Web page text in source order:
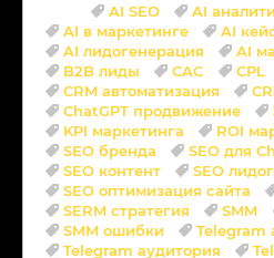
AI SEO
AI
AI в маркетинге
AI
AI лидогенерация
AI
B2B лиды
CAC
CPL
CRM автоматизация
ChatGPT продвижение
KPI маркетинга
ROI
SEO бренда
SEO для
SEO контент
SEO
SEO оптимизация сайта
SERM стратегия
SMM
SMM ошибки
Telegram
Telegram аудитория